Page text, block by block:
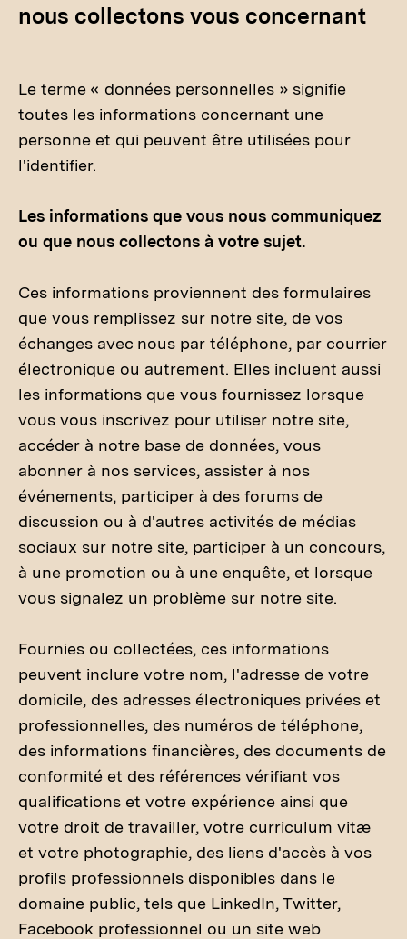
nous collectons vous concernant
Le terme « données personnelles » signifie
toutes les informations concernant une
personne et qui peuvent être utilisées pour
l'identifier.
Les informations que vous nous communiquez
ou que nous collectons à votre sujet.
Ces informations proviennent des formulaires
que vous remplissez sur notre site, de vos
échanges avec nous par téléphone, par courrier
électronique ou autrement. Elles incluent aussi
les informations que vous fournissez lorsque
vous vous inscrivez pour utiliser notre site,
accéder à notre base de données, vous
abonner à nos services, assister à nos
événements, participer à des forums de
discussion ou à d'autres activités de médias
sociaux sur notre site, participer à un concours,
à une promotion ou à une enquête, et lorsque
vous signalez un problème sur notre site.
Fournies ou collectées, ces informations
peuvent inclure votre nom, l'adresse de votre
domicile, des adresses électroniques privées et
professionnelles, des numéros de téléphone,
des informations financières, des documents de
conformité et des références vérifiant vos
qualifications et votre expérience ainsi que
votre droit de travailler, votre curriculum vitæ
et votre photographie, des liens d'accès à vos
profils professionnels disponibles dans le
domaine public, tels que LinkedIn, Twitter,
Facebook professionnel ou un site web